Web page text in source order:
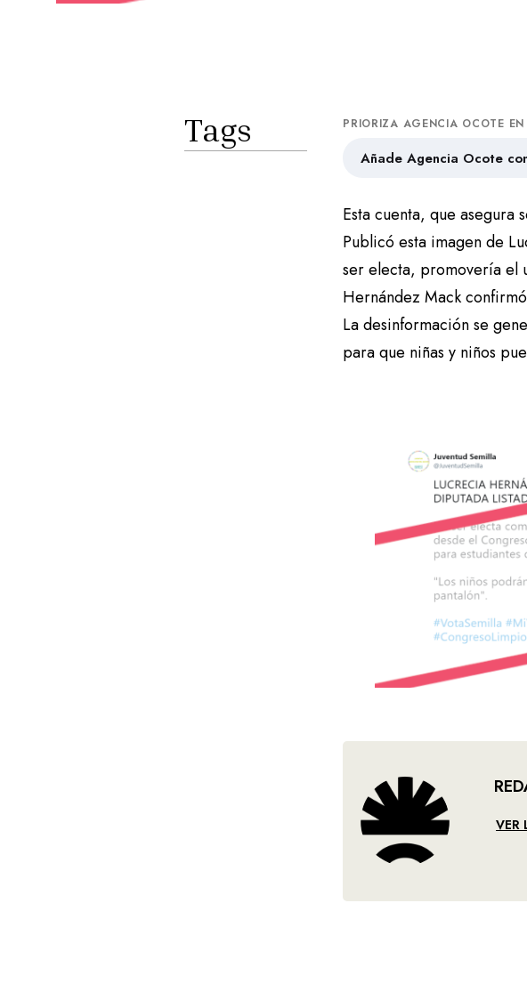
Tags PRIORIZA AGENCIA OCOTE
Añade Agencia Ocote
Esta cuenta, que asegura
Publicó esta imagen de
ser electa, promovería el
Hernández Mack
La desinformación se
para que niñas y niños
VER